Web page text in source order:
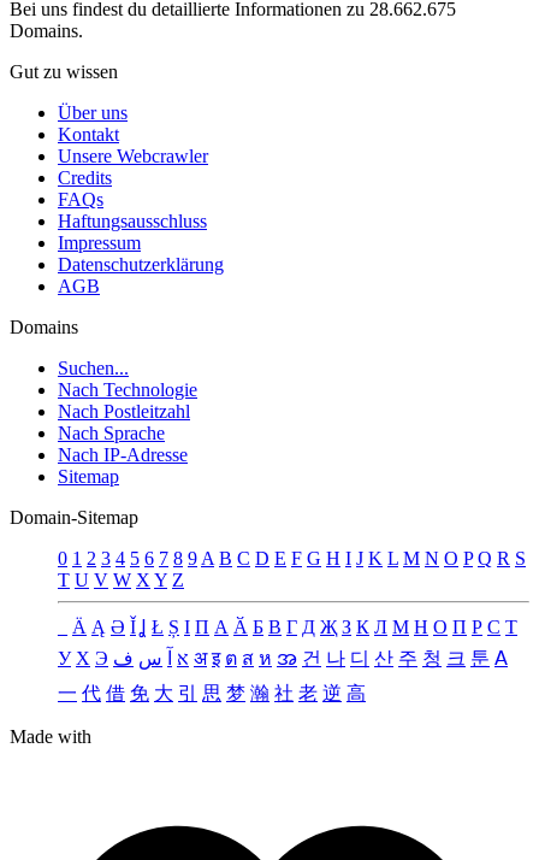
Bei uns findest du detaillierte Informationen zu 28.662.675
Domains.
Gut zu wissen
Über uns
Kontakt
Unsere Webcrawler
Credits
FAQs
Haftungsausschluss
Impressum
Datenschutzerklärung
AGB
Domains
Suchen...
Nach Technologie
Nach Postleitzahl
Nach Sprache
Nach IP-Adresse
Sitemap
Domain-Sitemap
0 1 2 3 4 5 6 7 8 9 A B C D E F G H I J K L M N O P Q R S
T U V W X Y Z
Ä Ą Ə Ǐ Ʝ Ł Ș Ι Π А Ӑ Б В Г Д Җ З К Л М Н О П Р С Т
У Х Э א س ف अ इ ต ส ห အ 건 나 디 산 주 청 크 툰 ꓮ
一 代 借 免 大 引 思 梦 瀚 社 老 逆 高
Made with